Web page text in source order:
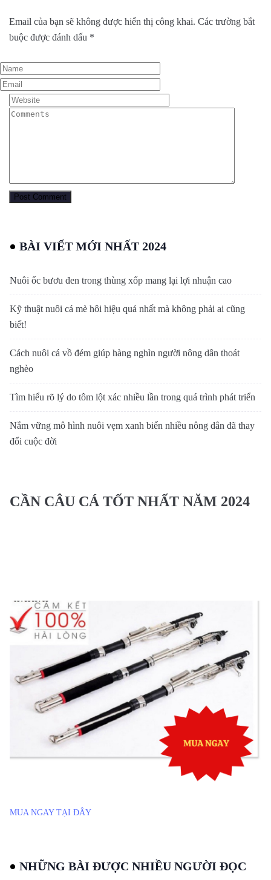
Email của bạn sẽ không được hiển thị công khai. Các trường bắt
buộc được đánh dấu *
BÀI VIẾT MỚI NHẤT 2024
Nuôi ốc bươu đen trong thùng xốp mang lại lợi nhuận cao
Kỹ thuật nuôi cá mè hôi hiệu quả nhất mà không phải ai cũng
biết!
Cách nuôi cá vồ đém giúp hàng nghìn người nông dân thoát
nghèo
Tìm hiểu rõ lý do tôm lột xác nhiều lần trong quá trình phát triển
Nắm vững mô hình nuôi vẹm xanh biển nhiều nông dân đã thay
đổi cuộc đời
CẦN CÂU CÁ TỐT NHẤT NĂM 2024
MUA NGAY TẠI ĐÂY
NHỮNG BÀI ĐƯỢC NHIỀU NGƯỜI ĐỌC